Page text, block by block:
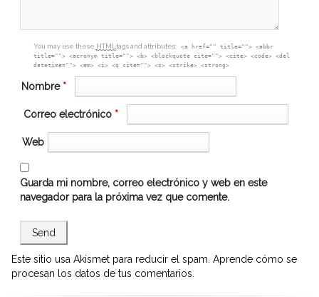
You may use these HTML tags and attributes:
<a href="" title=""> <abbr
title=""> <acronym title=""> <b> <blockquote cite=""> <cite> <code> <del
datetime=""> <em> <i> <q cite=""> <s> <strike> <strong>
Nombre *
Correo electrónico *
Web
Guarda mi nombre, correo electrónico y web en este
navegador para la próxima vez que comente.
Este sitio usa Akismet para reducir el spam. Aprende cómo se
procesan los datos de tus comentarios.